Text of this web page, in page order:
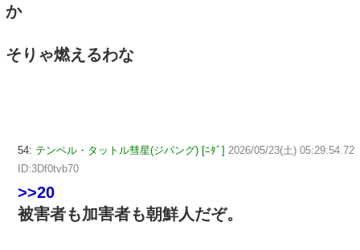
か
そりゃ燃えるわな
54: テンペル・タットル彗星(ジパング) [ﾆﾀﾞ] 2026/05/23(土) 05:29:54.72
ID:3Df0tvb70
>>20
被害者も加害者も朝鮮人だぞ。